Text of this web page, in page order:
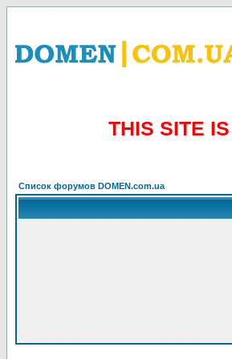
THIS SITE
Список форумов DOMEN.com.ua